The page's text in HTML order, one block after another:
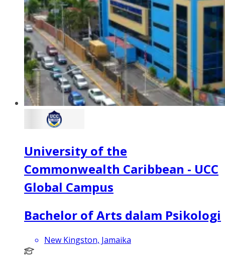
University of the
Commonwealth Caribbean - UCC
Global Campus
Bachelor of Arts dalam Psikologi
New Kingston, Jamaika